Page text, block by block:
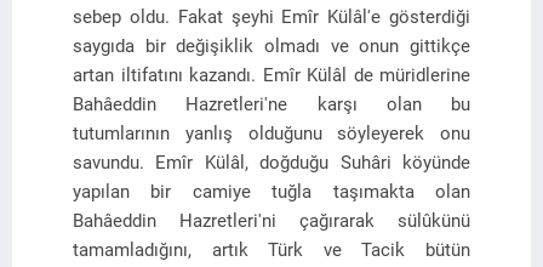
sebep oldu. Fakat şeyhi Emîr Külâl'e gösterdiği
saygıda bir değişiklik olmadı ve onun gittikçe
artan iltifatını kazandı. Emîr Külâl de müridlerine
Bahâeddin Hazretleri'ne karşı olan bu
tutumlarının yanlış olduğunu söyleyerek onu
savundu. Emîr Külâl, doğduğu Suhâri köyünde
yapılan bir camiye tuğla taşımakta olan
Bahâeddin Hazretleri'ni çağırarak sülûkünü
tamamladığını, artık Türk ve Tacik bütün